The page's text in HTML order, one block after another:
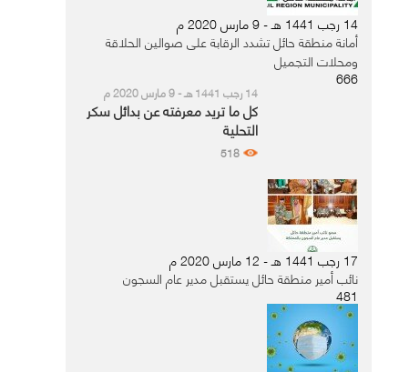
14 رجب 1441 هـ - 9 مارس 2020 م
أمانة منطقة حائل تشدد الرقابة على صوالين الحلاقة
ومحلات التجميل
666
14 رجب 1441 هـ - 9 مارس 2020 م
كل ما تريد معرفته عن بدائل سكر
التحلية
518
17 رجب 1441 هـ - 12 مارس 2020 م
نائب أمير منطقة حائل يستقبل مدير عام السجون
481